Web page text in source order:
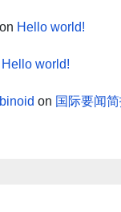
on Hello world!
Hello world!
on 国际要闻